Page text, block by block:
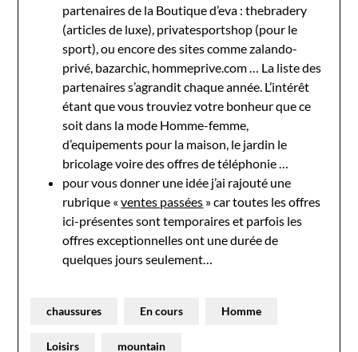
partenaires de la Boutique d’eva : thebradery
(articles de luxe), privatesportshop (pour le
sport), ou encore des sites comme zalando-
privé, bazarchic, hommeprive.com … La liste des
partenaires s’agrandit chaque année. L’intérêt
étant que vous trouviez votre bonheur que ce
soit dans la mode Homme-femme,
d’equipements pour la maison, le jardin le
bricolage voire des offres de téléphonie …
pour vous donner une idée j’ai rajouté une
rubrique «ventes passées » car toutes les offres
ici-présentes sont temporaires et parfois les
offres exceptionnelles ont une durée de
quelques jours seulement…
chaussures En cours Homme
Loisirs mountain